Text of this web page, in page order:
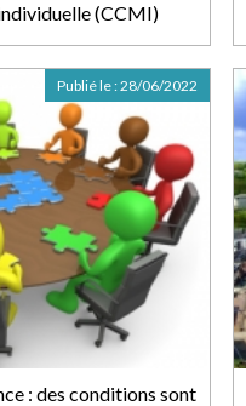
(CCMI)
: des conditions sont
Publié le :28/06/2022